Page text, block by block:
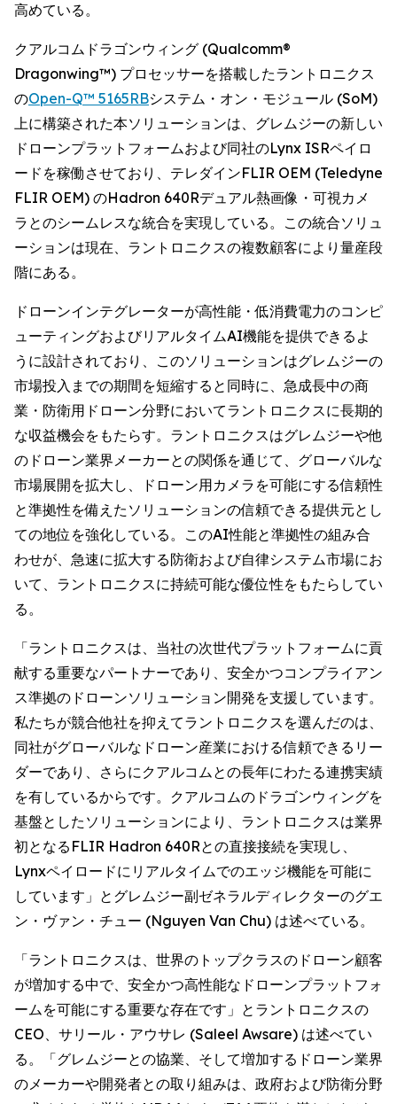
高めている。
クアルコムドラゴンウィング (Qualcomm®
Dragonwing™) プロセッサーを搭載したラントロニクス
のOpen-Q™ 5165RBシステム・オン・モジュール (SoM)
上に構築された本ソリューションは、グレムジーの新しい
ドローンプラットフォームおよび同社のLynx ISRペイロ
ードを稼働させており、テレダインFLIR OEM (Teledyne
FLIR OEM) のHadron 640Rデュアル熱画像・可視カメ
ラとのシームレスな統合を実現している。この統合ソリュ
ーションは現在、ラントロニクスの複数顧客により量産段
階にある。
ドローンインテグレーターが高性能・低消費電力のコンピ
ューティングおよびリアルタイムAI機能を提供できるよ
うに設計されており、このソリューションはグレムジーの
市場投入までの期間を短縮すると同時に、急成長中の商
業・防衛用ドローン分野においてラントロニクスに長期的
な収益機会をもたらす。ラントロニクスはグレムジーや他
のドローン業界メーカーとの関係を通じて、グローバルな
市場展開を拡大し、ドローン用カメラを可能にする信頼性
と準拠性を備えたソリューションの信頼できる提供元とし
ての地位を強化している。このAI性能と準拠性の組み合
わせが、急速に拡大する防衛および自律システム市場にお
いて、ラントロニクスに持続可能な優位性をもたらしてい
る。
「ラントロニクスは、当社の次世代プラットフォームに貢
献する重要なパートナーであり、安全かつコンプライアン
ス準拠のドローンソリューション開発を支援しています。
私たちが競合他社を抑えてラントロニクスを選んだのは、
同社がグローバルなドローン産業における信頼できるリー
ダーであり、さらにクアルコムとの長年にわたる連携実績
を有しているからです。クアルコムのドラゴンウィングを
基盤としたソリューションにより、ラントロニクスは業界
初となるFLIR Hadron 640Rとの直接接続を実現し、
Lynxペイロードにリアルタイムでのエッジ機能を可能に
しています」とグレムジー副ゼネラルディレクターのグエ
ン・ヴァン・チュー (Nguyen Van Chu) は述べている。
「ラントロニクスは、世界のトップクラスのドローン顧客
が増加する中で、安全かつ高性能なドローンプラットフォ
ームを可能にする重要な存在です」とラントロニクスの
CEO、サリール・アウサレ (Saleel Awsare) は述べてい
る。「グレムジーとの協業、そして増加するドローン業界
のメーカーや開発者との取り組みは、政府および防衛分野